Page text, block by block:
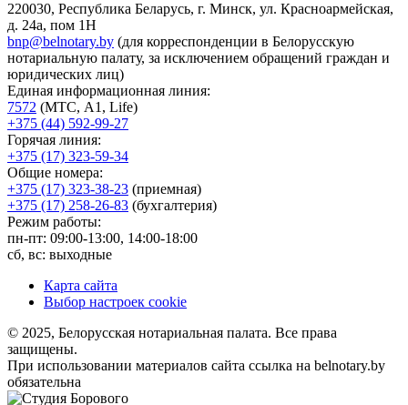
220030, Республика Беларусь, г. Минск, ул. Красноармейская,
д. 24а, пом 1Н
bnp@belnotary.by (для корреспонденции в Белорусскую
нотариальную палату, за исключением обращений граждан и
юридических лиц)
Единая информационная линия:
7572 (МТС, A1, Life)
+375 (44) 592-99-27
Горячая линия:
+375 (17) 323-59-34
Общие номера:
+375 (17) 323-38-23 (приемная)
+375 (17) 258-26-83 (бухгалтерия)
Режим работы:
пн-пт: 09:00-13:00, 14:00-18:00
сб, вс: выходные
Карта сайта
Выбор настроек cookie
© 2025, Белорусская нотариальная палата. Все права
защищены.
При использовании материалов сайта ссылка на belnotary.by
обязательна